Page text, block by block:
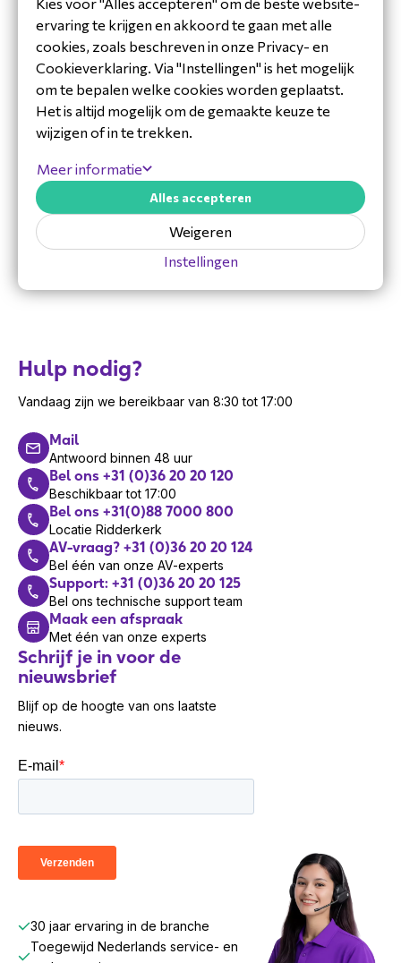
verkopen?
Meld je hieraan voor ons speciale partner
programma en word reseller van een van onze
merken.
Techniek
Intercoms, security &
toegangscontrole
Hulp nodig?
Vandaag zijn we bereikbaar van 8:30 tot 17:00
Mail
Antwoord binnen 48 uur
Bel ons +31 (0)36 20 20 120
Beschikbaar tot 17:00
Bel ons +31(0)88 7000 800
Locatie Ridderkerk
AV-vraag? +31 (0)36 20 20 124
Bel één van onze AV-experts
Support: +31 (0)36 20 20 125
Bel ons technische support team
Maak een afspraak
Met één van onze experts
Schrijf je in voor de
nieuwsbrief
Blijf op de hoogte van ons laatste
nieuws.
30 jaar ervaring in de branche
Toegewijd Nederlands service- en
ervaring te krijgen en akkoord te gaan met alle
cookies, zoals beschreven in onze Privacy- en
Cookieverklaring. Via "Instellingen" is het mogelijk
om te bepalen welke cookies worden geplaatst.
Het is altijd mogelijk om de gemaakte keuze te
wijzigen of in te trekken.
Meer informatie
Instellingen
Weigeren
Alles accepteren